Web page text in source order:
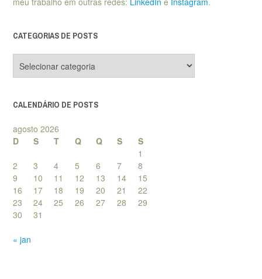
CATEGORIAS DE POSTS
de
CALENDÁRIO DE POSTS
agosto 2026
D
S T Q Q S
S
1
2
3 4 5 6 7
8
9
10 11 12 13 14
15
16
17 18 19 20 21
22
23
24 25 26 27 28
29
30
31
« jan